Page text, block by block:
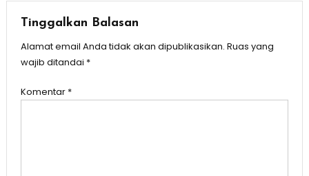
Tinggalkan Balasan
Alamat email Anda tidak akan dipublikasikan. Ruas yang
wajib ditandai *
Komentar *